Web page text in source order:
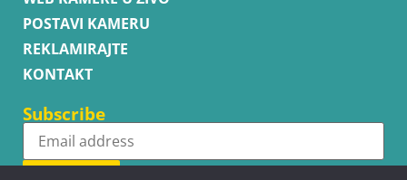
POSTAVI KAMERU
REKLAMIRAJTE
KONTAKT
Subscribe